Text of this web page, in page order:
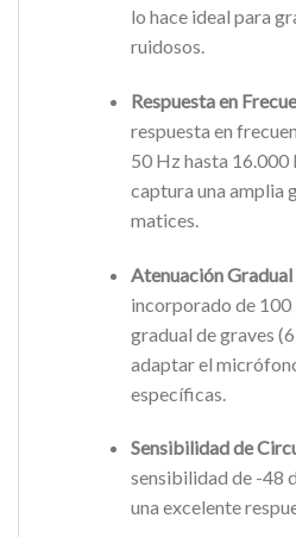
lo hace ideal para
ruidosos.
Respuesta en
respuesta en
50 Hz hasta
captura una amplia
matices.
Atenuación Gradual
incorporado de
gradual de graves
adaptar el
específicas.
Sensibilidad de
sensibilidad de -48
una excelente